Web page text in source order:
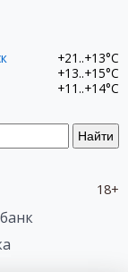
Найти
+21..+13°C
+13..+15°C
+11..+14°C
18+